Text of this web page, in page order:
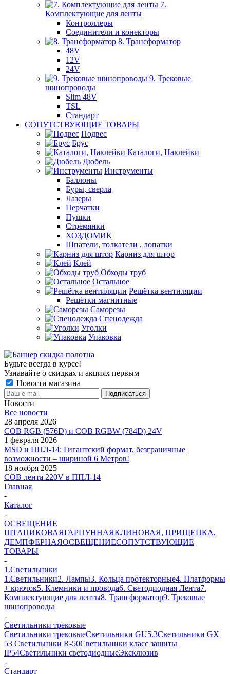
7.
Комплектующие для ленты
Контроллеры
Соединители и конекторы
8. Трансформатор
48V
12V
24V
9. Трековые
шинопроводы
Slim 48V
TSL
Стандарт
СОПУТСТВУЮЩИЕ ТОВАРЫ
Подвес
Брус
Каталоги, Наклейки
Дюбель
Инструменты
Баллоны
Буры, сверла
Лазеры
Перчатки
Пушки
Стремянки
ХОЗДОМИК
Шпатели, толкатели , лопатки
Карниз для штор
Клей
Обходы труб
Остальное
Решётка вентиляции
Решётки магнитные
Саморезы
Спецодежда
Уголки
Упаковка
Будьте всегда в курсе!
Узнавайте о скидках и акциях первым
Новости магазина
Новости
Все новости
28 апреля 2026
COB RGB (576D) и COB RGBW (784D) 24V
1 февраля 2026
MSD и ППЛ-14: Гигантский формат, безграничные
возможности – шириной 6 Метров!
18 ноября 2025
COB лента 220V в ППЛ-14
Главная
-
Каталог
-
ОСВЕЩЕНИЕ
ШТАПИКОВАЯГАРПУННАЯКЛИНОВАЯ, ПРИЩЕПКА,
ДЕМПФЕРНАЯОСВЕЩЕНИЕСОПУТСТВУЮЩИЕ
ТОВАРЫ
-
1.Светильники
1.Светильники2. Лампы3. Кольца протекторные4. Платформы
+ крючок5. Клемники и провода6. Светодиодная Лента7.
Комплектующие для ленты8. Трансформатор9. Трековые
шинопроводы
-
Светильники трековые
Светильники трековыеСветильники GU5.3Светильники GX
53 Светильники R-50Светильники класс защиты
IP54Светильники светодиодныеЭксклюзив
-
Стандарт